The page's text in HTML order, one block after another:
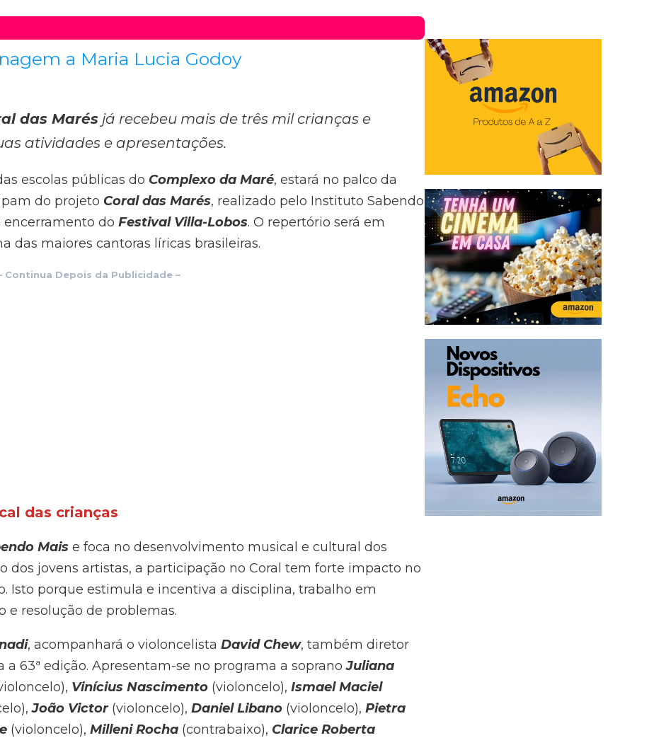
a Maria Lucia Godoy
das Marés já recebeu mais de três mil crianças e
atividades e apresentações.
escolas públicas do Complexo da Maré, estará no palco da
do projeto Coral das Marés, realizado pelo Instituto Sabendo
encerramento do Festival Villa-Lobos. O repertório será em
das maiores cantoras líricas brasileiras.
Continua Depois da Publicidade –
das crianças
Mais e foca no desenvolvimento musical e cultural dos
dos jovens artistas, a participação no Coral tem forte impacto no
Isto porque estimula e incentiva a disciplina, trabalho em
e resolução de problemas.
, acompanhará o violoncelista David Chew, também diretor
a 63ª edição. Apresentam-se no programa a sopranoJuliana
Vinícius Nascimento (violoncelo), Ismael Maciel
João Victor(violoncelo), Daniel Libano (violoncelo), Pietra
(violoncelo), Milleni Rocha (contrabaixo), Clarice Roberta